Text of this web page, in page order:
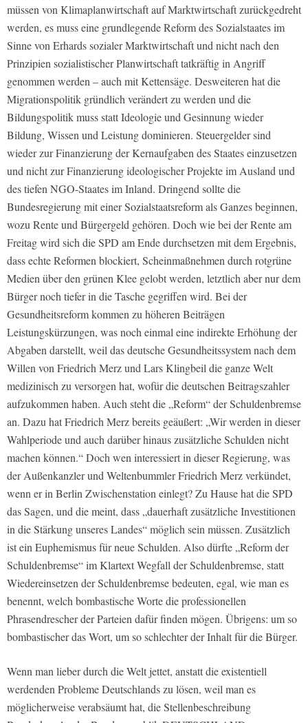
müssen von Klimaplanwirtschaft auf Marktwirtschaft zurückgedreht
werden, es muss eine grundlegende Reform des Sozialstaates im
Sinne von Erhards sozialer Marktwirtschaft und nicht nach den
Prinzipien sozialistischer Planwirtschaft tatkräftig in Angriff
genommen werden – auch mit Kettensäge. Desweiteren hat die
Migrationspolitik gründlich verändert zu werden und die
Bildungspolitik muss statt Ideologie und Gesinnung wieder
Bildung, Wissen und Leistung dominieren. Steuergelder sind
wieder zur Finanzierung der Kernaufgaben des Staates einzusetzen
und nicht zur Finanzierung ideologischer Projekte im Ausland und
des tiefen NGO-Staates im Inland. Dringend sollte die
Bundesregierung mit einer Sozialstaatsreform als Ganzes beginnen,
wozu Rente und Bürgergeld gehören. Doch wie bei der Rente am
Freitag wird sich die SPD am Ende durchsetzen mit dem Ergebnis,
dass echte Reformen blockiert, Scheinmaßnehmen durch rotgrüne
Medien über den grünen Klee gelobt werden, letztlich aber nur dem
Bürger noch tiefer in die Tasche gegriffen wird. Bei der
Gesundheitsreform kommen zu höheren Beiträgen
Leistungskürzungen, was noch einmal eine indirekte Erhöhung der
Abgaben darstellt, weil das deutsche Gesundheitssystem nach dem
Willen von Friedrich Merz und Lars Klingbeil die ganze Welt
medizinisch zu versorgen hat, wofür die deutschen Beitragszahler
aufzukommen haben. Auch steht die „Reform“ der Schuldenbremse
an. Dazu hat Friedrich Merz bereits geäußert: „Wir werden in dieser
Wahlperiode und auch darüber hinaus zusätzliche Schulden nicht
machen können.“ Doch wen interessiert in dieser Regierung, was
der Außenkanzler und Weltenbummler Friedrich Merz verkündet,
wenn er in Berlin Zwischenstation einlegt? Zu Hause hat die SPD
das Sagen, und die meint, dass „dauerhaft zusätzliche Investitionen
in die Stärkung unseres Landes“ möglich sein müssen. Zusätzlich
ist ein Euphemismus für neue Schulden. Also dürfte „Reform der
Schuldenbremse“ im Klartext Wegfall der Schuldenbremse, statt
Wiedereinsetzen der Schuldenbremse bedeuten, egal, wie man es
benennt, welch bombastische Worte die professionellen
Phrasendrescher der Parteien dafür finden mögen. Übrigens: um so
bombastischer das Wort, um so schlechter der Inhalt für die Bürger.
Wenn man lieber durch die Welt jettet, anstatt die existentiell
werdenden Probleme Deutschlands zu lösen, weil man es
möglicherweise verabsäumt hat, die Stellenbeschreibung